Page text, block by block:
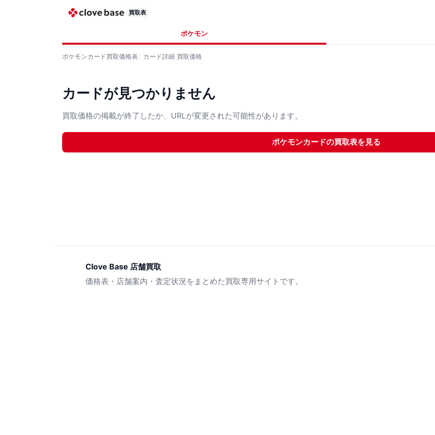
買取表
ポケモン
ポケモンカード買取価格表 カード詳細 買取価格
カードが見つかりません
買取価格の掲載が終了したか、URLが変更された可能性があります。
ポケモンカードの買取表を見る
Clove Base 店舗買取
価格表・店舗案内・査定状況をまとめた買取専用サイトです。